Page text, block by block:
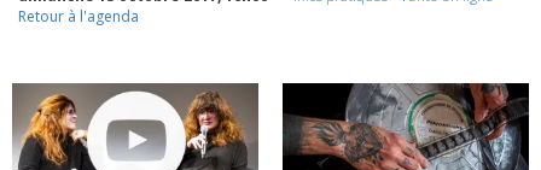
Retour à l'agenda